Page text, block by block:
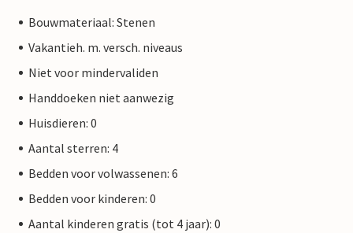
Bouwmateriaal: Stenen
Vakantieh. m. versch. niveaus
Niet voor mindervaliden
Handdoeken niet aanwezig
Huisdieren: 0
Aantal sterren: 4
Bedden voor volwassenen: 6
Bedden voor kinderen: 0
Aantal kinderen gratis (tot 4 jaar): 0